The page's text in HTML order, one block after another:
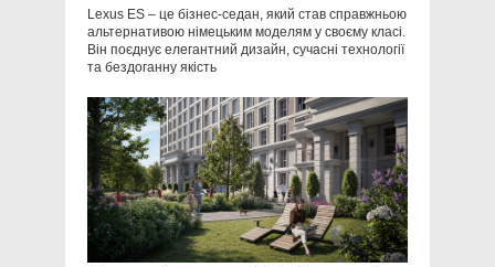
Lexus ES – це бізнес-седан, який став справжньою
альтернативою німецьким моделям у своєму класі.
Він поєднує елегантний дизайн, сучасні технології
та бездоганну якість